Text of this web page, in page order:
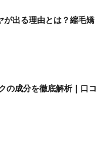
が出る理由とは？縮毛矯
の成分を徹底解析｜口コ